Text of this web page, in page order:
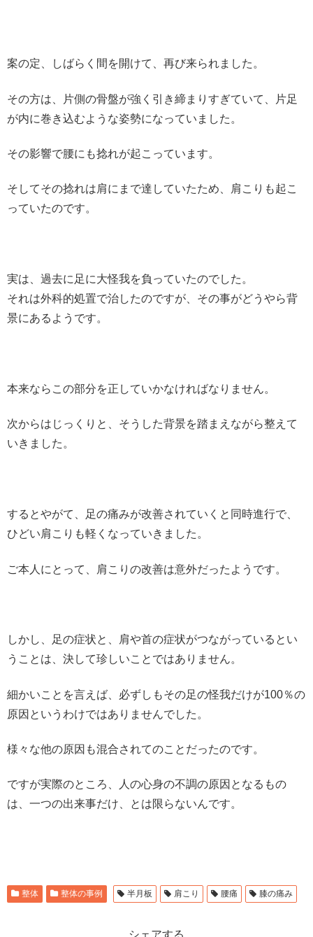
案の定、しばらく間を開けて、再び来られました。
その方は、片側の骨盤が強く引き締まりすぎていて、片足
が内に巻き込むような姿勢になっていました。
その影響で腰にも捻れが起こっています。
そしてその捻れは肩にまで達していたため、肩こりも起こ
っていたのです。
実は、過去に足に大怪我を負っていたのでした。
それは外科的処置で治したのですが、その事がどうやら背
景にあるようです。
本来ならこの部分を正していかなければなりません。
次からはじっくりと、そうした背景を踏まえながら整えて
いきました。
するとやがて、足の痛みが改善されていくと同時進行で、
ひどい肩こりも軽くなっていきました。
ご本人にとって、肩こりの改善は意外だったようです。
しかし、足の症状と、肩や首の症状がつながっているとい
うことは、決して珍しいことではありません。
細かいことを言えば、必ずしもその足の怪我だけが100％の
原因というわけではありませんでした。
様々な他の原因も混合されてのことだったのです。
ですが実際のところ、人の心身の不調の原因となるもの
は、一つの出来事だけ、とは限らないんです。
整体 整体の事例 半月板 肩こり 腰痛 膝の痛み
シェアする